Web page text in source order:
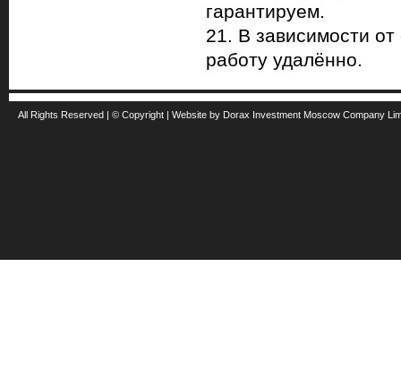
гарантируем.
21. В зависимости
работу удалённо.
All Rights Reserved | © Copyright | Website by Dorax Investment Moscow Company